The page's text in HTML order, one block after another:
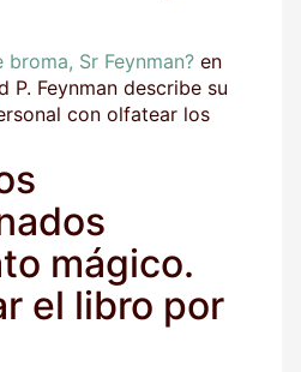
broma, Sr Feynman? en
P. Feynman describe su
con olfatear los
mágico.
el libro por